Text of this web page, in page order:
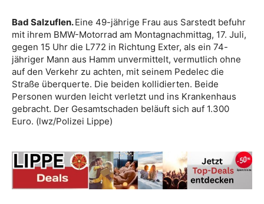
Bad Salzuflen.Eine 49-jährige Frau aus Sarstedt befuhr
mit ihrem BMW-Motorrad am Montagnachmittag, 17. Juli,
gegen 15 Uhr die L772 in Richtung Exter, als ein 74-
jähriger Mann aus Hamm unvermittelt, vermutlich ohne
auf den Verkehr zu achten, mit seinem Pedelec die
Straße überquerte. Die beiden kollidierten. Beide
Personen wurden leicht verletzt und ins Krankenhaus
gebracht. Der Gesamtschaden beläuft sich auf 1.300
Euro. (lwz/Polizei Lippe)